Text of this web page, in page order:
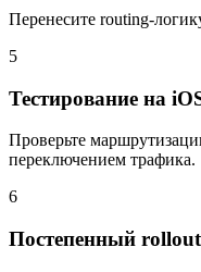
Перенесите routing-
5
Тестирование на
Проверьте
переключением трафика.
6
Постепенный rollout